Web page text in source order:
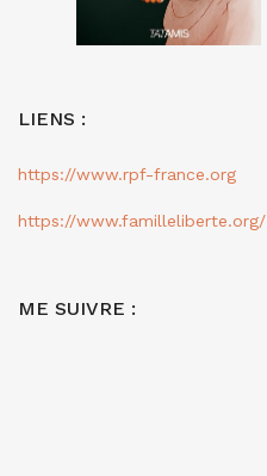
LIENS :
https://www.rpf-france.org
https://www.familleliberte.org/
ME SUIVRE :